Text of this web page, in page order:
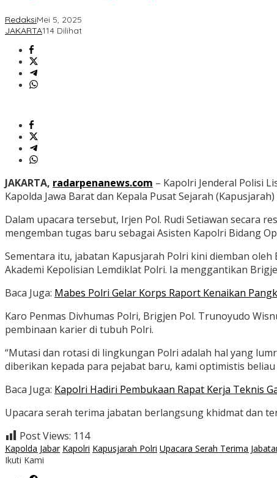
RedaksiMei 5, 2025
JAKARTA114 Dilihat
JAKARTA, radarpenanews.com – Kapolri Jenderal Polisi
Kapolda Jawa Barat dan Kepala Pusat Sejarah
Dalam upacara tersebut, Irjen Pol. Rudi Setiawan secara
mengemban tugas baru sebagai Asisten Kapolri Bidang
Sementara itu, jabatan Kapusjarah Polri kini diemban
Akademi Kepolisian Lemdiklat Polri. Ia menggantikan
Baca Juga: Mabes Polri Gelar Korps Raport Kenaikan
Karo Penmas Divhumas Polri, Brigjen Pol. Trunoyudo
pembinaan karier di tubuh Polri.
“Mutasi dan rotasi di lingkungan Polri adalah hal yang
diberikan kepada para pejabat baru, kami optimistis
Baca Juga: Kapolri Hadiri Pembukaan Rapat Kerja Teknis
Upacara serah terima jabatan berlangsung khidmat dan
Post Views: 114
Kapolda Jabar Kapolri Kapusjarah Polri Upacara Serah Terima
Ikuti Kami